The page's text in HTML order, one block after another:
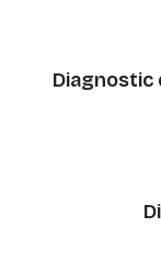
Diagnostic